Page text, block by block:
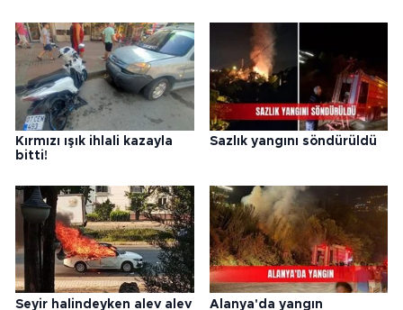
Kırmızı ışık ihlali kazayla
bitti!
Sazlık yangını söndürüldü
Seyir halindeyken alev alev Alanya'da yangın